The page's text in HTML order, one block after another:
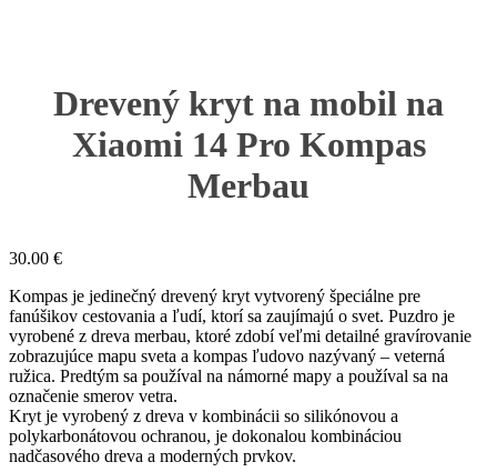
Drevený kryt na mobil na
Xiaomi 14 Pro Kompas
Merbau
30.00 €
Kompas je jedinečný drevený kryt vytvorený špeciálne pre
fanúšikov cestovania a ľudí, ktorí sa zaujímajú o svet. Puzdro je
vyrobené z dreva merbau, ktoré zdobí veľmi detailné gravírovanie
zobrazujúce mapu sveta a kompas ľudovo nazývaný – veterná
ružica. Predtým sa používal na námorné mapy a používal sa na
označenie smerov vetra.
Kryt je vyrobený z dreva v kombinácii so silikónovou a
polykarbonátovou ochranou, je dokonalou kombináciou
nadčasového dreva a moderných prvkov.